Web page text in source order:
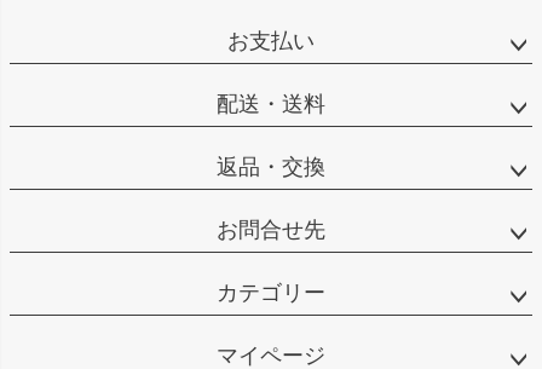
お支払い
配送・送料
返品・交換
お問合せ先
カテゴリー
マイページ